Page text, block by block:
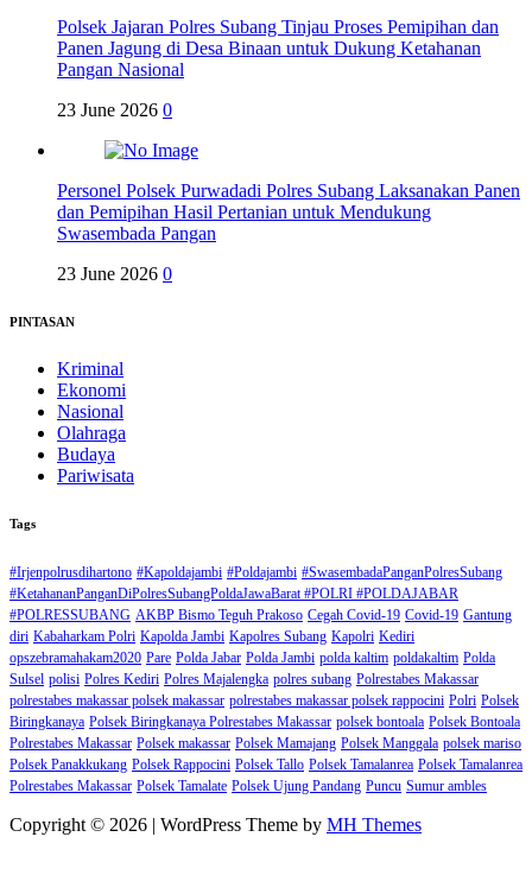
Polsek Jajaran Polres Subang Tinjau Proses Pemipihan dan
Panen Jagung di Desa Binaan untuk Dukung Ketahanan
Pangan Nasional
23 June 2026 0
Personel Polsek Purwadadi Polres Subang Laksanakan Panen
dan Pemipihan Hasil Pertanian untuk Mendukung
Swasembada Pangan
23 June 2026 0
PINTASAN
Kriminal
Ekonomi
Nasional
Olahraga
Budaya
Pariwisata
Tags
#Irjenpolrusdihartono #Kapoldajambi #Poldajambi #SwasembadaPanganPolresSubang
#KetahananPanganDiPolresSubangPoldaJawaBarat #POLRI #POLDAJABAR
#POLRESSUBANG AKBP Bismo Teguh Prakoso Cegah Covid-19 Covid-19 Gantung
diri Kabaharkam Polri Kapolda Jambi Kapolres Subang Kapolri Kediri
opszebramahakam2020 Pare Polda Jabar Polda Jambi polda kaltim poldakaltim Polda
Sulsel polisi Polres Kediri Polres Majalengka polres subang Polrestabes Makassar
polrestabes makassar polsek makassar polrestabes makassar polsek rappocini Polri Polsek
Biringkanaya Polsek Biringkanaya Polrestabes Makassar polsek bontoala Polsek Bontoala
Polrestabes Makassar Polsek makassar Polsek Mamajang Polsek Manggala polsek mariso
Polsek Panakkukang Polsek Rappocini Polsek Tallo Polsek Tamalanrea Polsek Tamalanrea
Polrestabes Makassar Polsek Tamalate Polsek Ujung Pandang Puncu Sumur ambles
Copyright © 2026 | WordPress Theme by MH Themes